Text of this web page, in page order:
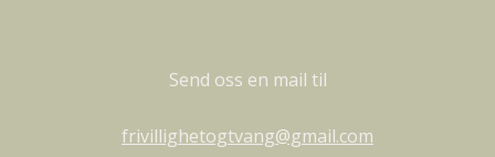
Send oss en mail til
frivillighetogtvang@gmail.com